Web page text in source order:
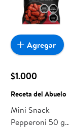
$1.000
Receta del Abuelo
Mini Snack
Pepperoni 50 g
Agregar